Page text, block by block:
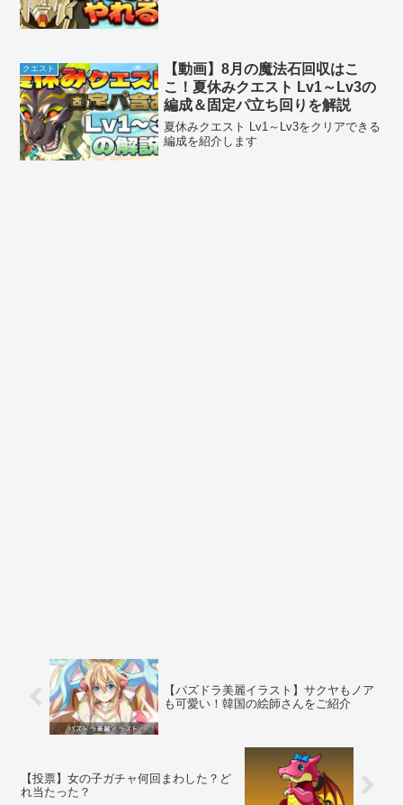
クエスト
【動画】8月の魔法石回収はこ
こ！夏休みクエスト Lv1～Lv3の
編成＆固定パ立ち回りを解説
夏休みクエスト Lv1～Lv3をクリアできる
編成を紹介します
【パズドラ美麗イラスト】サクヤもノア
も可愛い！韓国の絵師さんをご紹介
【投票】女の子ガチャ何回まわした？ど
れ当たった？